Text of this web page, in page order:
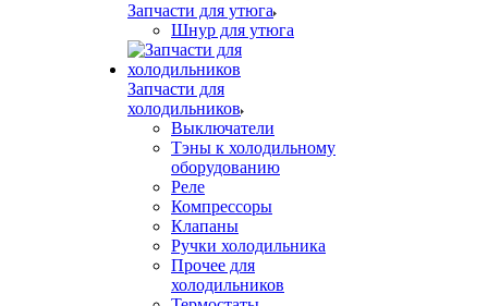
Запчасти для утюга
Шнур для утюга
Запчасти для
холодильников
Выключатели
Тэны к холодильному
оборудованию
Реле
Компрессоры
Клапаны
Ручки холодильника
Прочее для
холодильников